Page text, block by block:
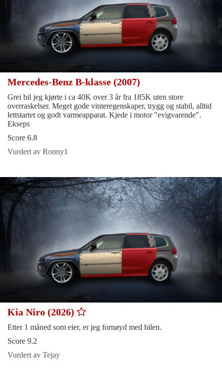
Mercedes-Benz B-klasse (2007)
Grei bil jeg kjørte i ca 40K over 3 år fra 185K uten store
overraskelser. Meget gode vinteregenskaper, trygg og stabil, alltid
lettstartet og godt varmeapparat. Kjede i motor "evigvarende".
Ekseps
Score 6.8
Vurdert av Ronny1
Kia Niro (2026)
Etter 1 måned som eier, er jeg fornøyd med bilen.
Score 9.2
Vurdert av Tejay